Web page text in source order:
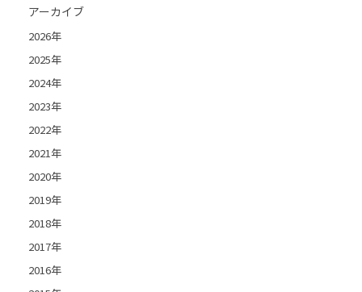
アーカイブ
2026年
2025年
2024年
2023年
2022年
2021年
2020年
2019年
2018年
2017年
2016年